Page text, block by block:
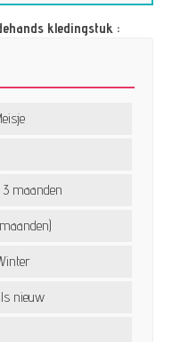
kledingstuk :
maanden
nieuw